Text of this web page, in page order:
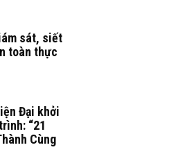
sát, siết
toàn thực
Đại khởi
“21
Cùng